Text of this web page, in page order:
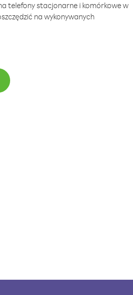
telefony stacjonarne i komórkowe w
na wykonywanych